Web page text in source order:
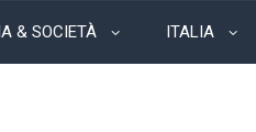
& SOCIETÀ ITALIA